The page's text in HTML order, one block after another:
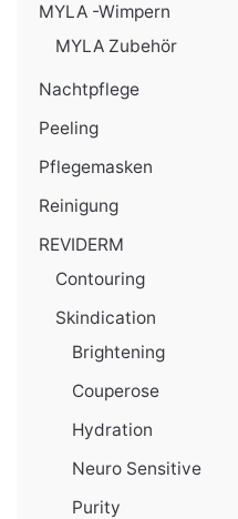
MYLA -Wimpern
MYLA Zubehör
Nachtpflege
Peeling
Pflegemasken
Reinigung
REVIDERM
Contouring
Skindication
Brightening
Couperose
Hydration
Neuro Sensitive
Purity